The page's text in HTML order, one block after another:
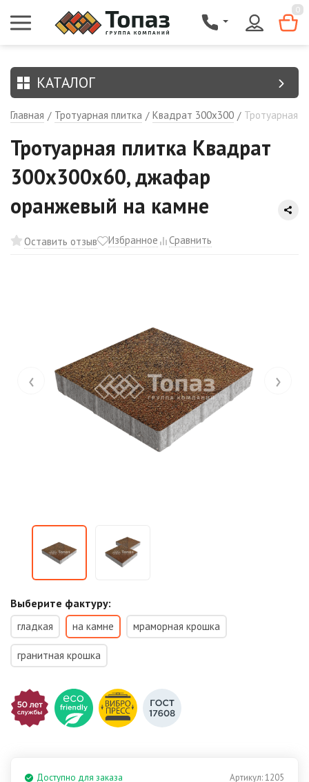
0
КАТАЛОГ
Главная / Тротуарная плитка / Квадрат 300х300 / Тротуарная
Тротуарная плитка Квадрат
300х300х60, джафар
оранжевый на камне
Оставить отзыв Избранное Сравнить
‹ ›
Выберите фактуру:
гладкая на камне мраморная крошка
гранитная крошка
Артикул:1205
Доступно для заказа